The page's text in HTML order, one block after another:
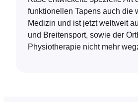
funktionellen Tapens auch die
Medizin und ist jetzt weltweit
und Breitensport, sowie der
Physiotherapie nicht mehr